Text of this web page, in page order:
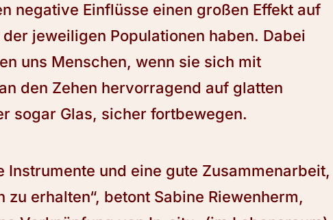
negative Einflüsse einen großen Effekt auf
jeweiligen Populationen haben. Dabei
uns Menschen, wenn sie sich mit
den Zehen hervorragend auf glatten
sogar Glas, sicher fortbewegen.
Instrumente und eine gute Zusammenarbeit,
zu erhalten“, betont Sabine Riewenherm,